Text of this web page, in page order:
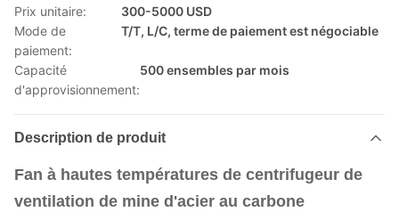
Prix unitaire:
300-5000 USD
Mode de
paiement:
T/T, L/C, terme de paiement est négociable
Capacité
d'approvisionnement:
500 ensembles par mois
Description de produit
Fan à hautes températures de centrifugeur de
ventilation de mine d'acier au carbone